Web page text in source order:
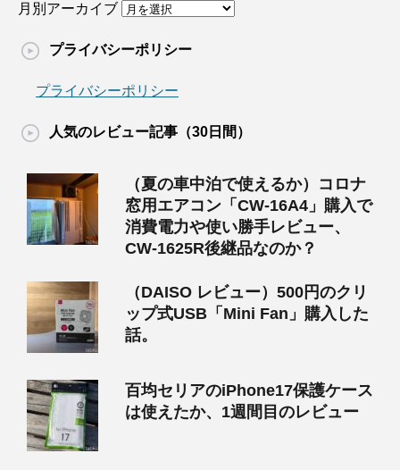
月別アーカイブ
プライバシーポリシー
プライバシーポリシー
人気のレビュー記事（30日間）
（夏の車中泊で使えるか）コロナ
窓用エアコン「CW-16A4」購入で
消費電力や使い勝手レビュー、
CW-1625R後継品なのか？
（DAISO レビュー）500円のクリ
ップ式USB「Mini Fan」購入した
話。
百均セリアのiPhone17保護ケース
は使えたか、1週間目のレビュー